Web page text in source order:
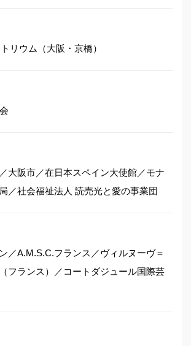
リウム（大阪・京橋）
大阪市／在日本スペイン大使館／モナ
／社会福祉法人 読売光と愛の事業団
／A.M.S.C.フランス／ヴィルヌーヴ＝
フランス）／コートダジュール国際芸